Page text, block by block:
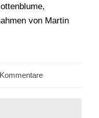
von Martin